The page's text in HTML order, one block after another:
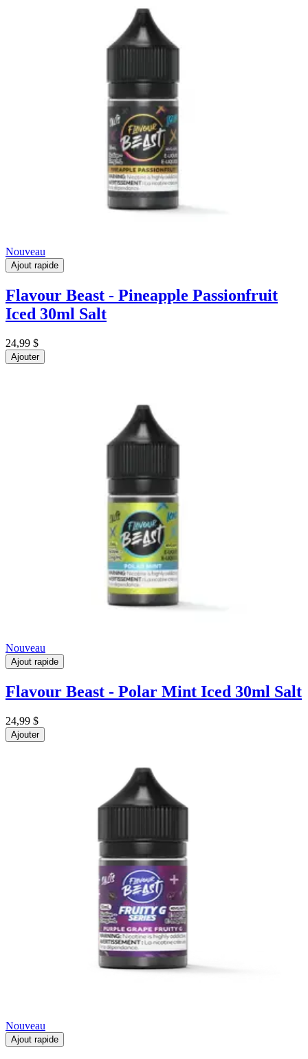
Nouveau
Ajout rapide
Flavour Beast - Pineapple Passionfruit
Iced 30ml Salt
24,99 $
Ajouter
Nouveau
Ajout rapide
Flavour Beast - Polar Mint Iced 30ml Salt
24,99 $
Ajouter
Nouveau
Ajout rapide